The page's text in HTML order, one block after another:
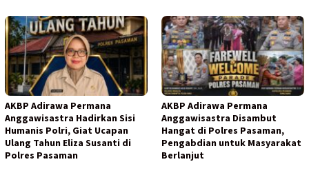
AKBP Adirawa Permana
Anggawisastra Hadirkan Sisi
Humanis Polri, Giat Ucapan
Ulang Tahun Eliza Susanti di
Polres Pasaman
AKBP Adirawa Permana
Anggawisastra Disambut
Hangat di Polres Pasaman,
Pengabdian untuk Masyarakat
Berlanjut